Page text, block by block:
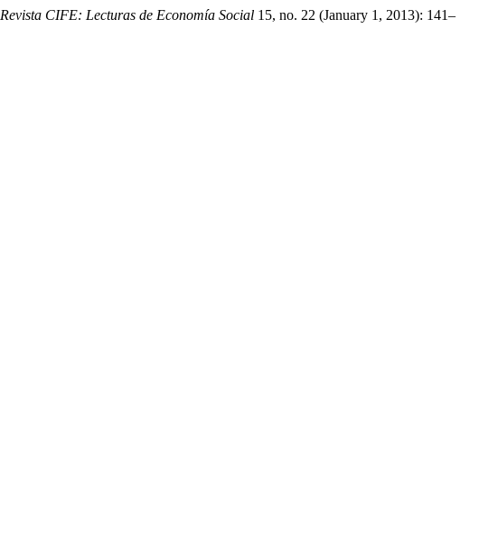
Revista CIFE: Lecturas de Economía Social 15, no. 22 (January 1, 2013): 141–